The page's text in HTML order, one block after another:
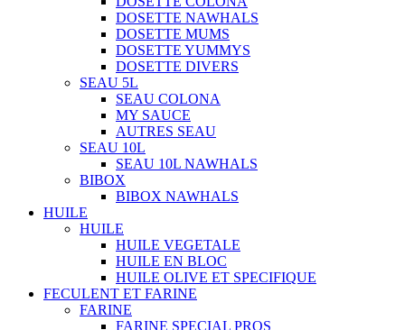
DOSETTE NAWHALS
DOSETTE MUMS
DOSETTE YUMMYS
DOSETTE DIVERS
SEAU 5L
SEAU COLONA
MY SAUCE
AUTRES SEAU
SEAU 10L
SEAU 10L NAWHALS
BIBOX
BIBOX NAWHALS
HUILE
HUILE
HUILE VEGETALE
HUILE EN BLOC
HUILE OLIVE ET SPECIFIQUE
FECULENT ET FARINE
FARINE
FARINE SPECIAL PROS